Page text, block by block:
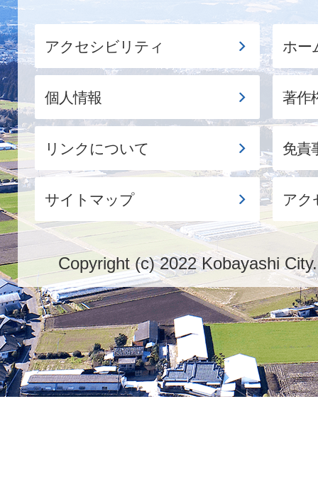
アクセシビリティ ホー
個人情報 著作
リンクについて 免責
サイトマップ アク
Copyright (c) 2022 Kobayashi